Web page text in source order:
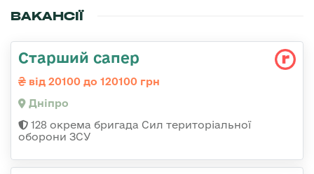
ВАКАНСІЇ
Старший сапер
від 20100 до 120100 грн
Дніпро
128 окрема бригада Сил територіальної
оборони ЗСУ